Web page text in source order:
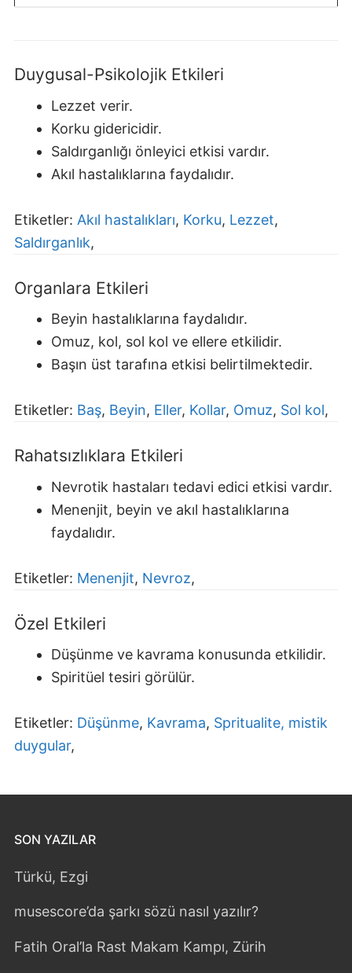
Duygusal-Psikolojik Etkileri
Lezzet verir.
Korku gidericidir.
Saldırganlığı önleyici etkisi vardır.
Akıl hastalıklarına faydalıdır.
Etiketler: Akıl hastalıkları, Korku, Lezzet,
Saldırganlık,
Organlara Etkileri
Beyin hastalıklarına faydalıdır.
Omuz, kol, sol kol ve ellere etkilidir.
Başın üst tarafına etkisi belirtilmektedir.
Etiketler: Baş, Beyin, Eller, Kollar, Omuz, Sol kol,
Rahatsızlıklara Etkileri
Nevrotik hastaları tedavi edici etkisi vardır.
Menenjit, beyin ve akıl hastalıklarına
faydalıdır.
Etiketler: Menenjit, Nevroz,
Özel Etkileri
Düşünme ve kavrama konusunda etkilidir.
Spiritüel tesiri görülür.
Etiketler: Düşünme, Kavrama, Spritualite, mistik
duygular,
SON YAZILAR
Türkü, Ezgi
musescore’da şarkı sözü nasıl yazılır?
Fatih Oral’la Rast Makam Kampı, Zürih